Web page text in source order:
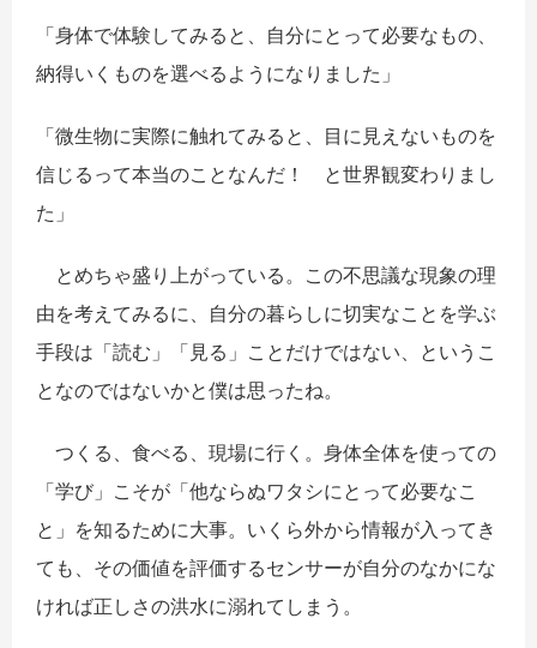
「身体で体験してみると、自分にとって必要なもの、
納得いくものを選べるようになりました」
「微生物に実際に触れてみると、目に見えないものを
信じるって本当のことなんだ！ と世界観変わりまし
た」
とめちゃ盛り上がっている。この不思議な現象の理
由を考えてみるに、自分の暮らしに切実なことを学ぶ
手段は「読む」「見る」ことだけではない、というこ
となのではないかと僕は思ったね。
つくる、食べる、現場に行く。身体全体を使っての
「学び」こそが「他ならぬワタシにとって必要なこ
と」を知るために大事。いくら外から情報が入ってき
ても、その価値を評価するセンサーが自分のなかにな
ければ正しさの洪水に溺れてしまう。